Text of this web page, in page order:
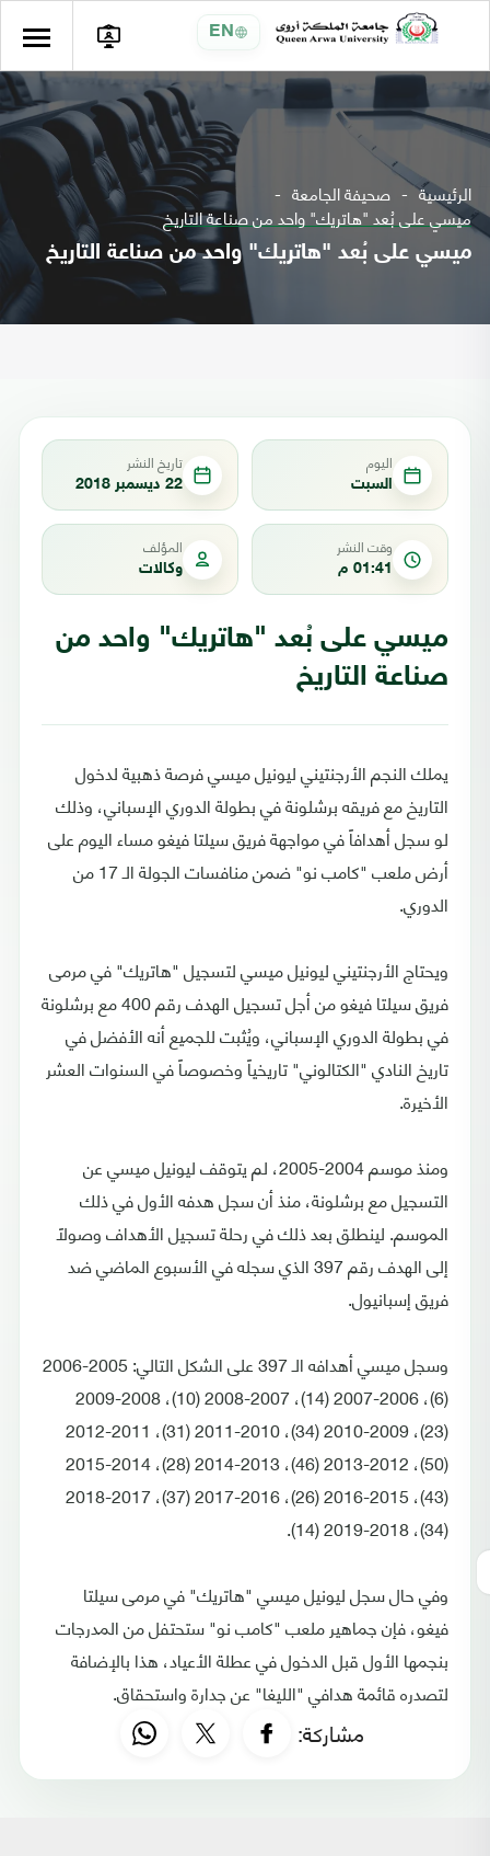
EN
الرئيسية صحيفة الجامعة
ميسي على بُعد "هاتريك" واحد من صناعة التاريخ
ميسي على بُعد "هاتريك" واحد من صناعة التاريخ
اليوم
السبت
تاريخ النشر
22 ديسمبر 2018
وقت النشر
01:41 م
المؤلف
وكالات
ميسي على بُعد "هاتريك" واحد من
صناعة التاريخ
يملك النجم الأرجنتيني ليونيل ميسي فرصة ذهبية لدخول
التاريخ مع فريقه برشلونة في بطولة الدوري الإسباني، وذلك
لو سجل أهدافاً في مواجهة فريق سيلتا فيغو مساء اليوم على
أرض ملعب "كامب نو" ضمن منافسات الجولة الـ 17 من
الدوري.
ويحتاج الأرجنتيني ليونيل ميسي لتسجيل "هاتريك" في مرمى
فريق سيلتا فيغو من أجل تسجيل الهدف رقم 400 مع برشلونة
في بطولة الدوري الإسباني، ويُثبت للجميع أنه الأفضل في
تاريخ النادي "الكتالوني" تاريخياً وخصوصاً في السنوات العشر
الأخيرة.
ومنذ موسم 2004-2005، لم يتوقف ليونيل ميسي عن
التسجيل مع برشلونة، منذ أن سجل هدفه الأول في ذلك
الموسم. لينطلق بعد ذلك في رحلة تسجيل الأهداف وصولاً
إلى الهدف رقم 397 الذي سجله في الأسبوع الماضي ضد
فريق إسبانيول.
وسجل ميسي أهدافه الـ 397 على الشكل التالي: 2005-2006
(6)، 2006-2007 (14)، 2007-2008 (10)، 2008-2009
(23)، 2009-2010 (34)، 2010-2011 (31)، 2011-2012
(50)، 2012-2013 (46)، 2013-2014 (28)، 2014-2015
(43)، 2015-2016 (26)، 2016-2017 (37)، 2017-2018
(34)، 2018-2019 (14).
وفي حال سجل ليونيل ميسي "هاتريك" في مرمى سيلتا
فيغو، فإن جماهير ملعب "كامب نو" ستحتفل من المدرجات
بنجمها الأول قبل الدخول في عطلة الأعياد، هذا بالإضافة
لتصدره قائمة هدافي "الليغا" عن جدارة واستحقاق.
مشاركة: